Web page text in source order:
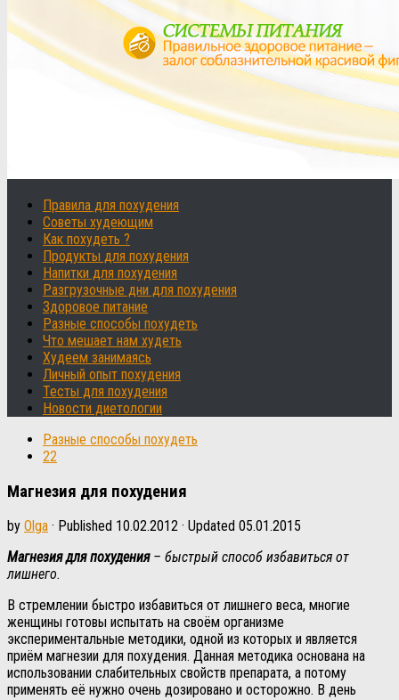
Правила для похудения
Советы худеющим
Как похудеть ?
Продукты для похудения
Напитки для похудения
Разгрузочные дни для похудения
Здоровое питание
Разные способы похудеть
Что мешает нам худеть
Худеем занимаясь
Личный опыт похудения
Тесты для похудения
Новости диетологии
Разные способы похудеть
22
Магнезия для похудения
by Olga · Published 10.02.2012 · Updated 05.01.2015
Магнезия для похудения– быстрый способ избавиться от
лишнего.
В стремлении быстро избавиться от лишнего веса, многие
женщины готовы испытать на своём организме
экспериментальные методики, одной из которых и является
приём магнезии для похудения. Данная методика основана на
использовании слабительных свойств препарата, а потому
применять её нужно очень дозировано и осторожно. В день